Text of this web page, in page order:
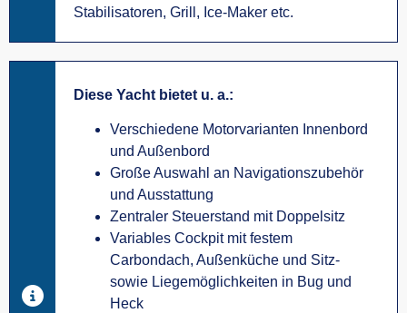
Stabilisatoren, Grill, Ice-Maker etc.
Diese Yacht bietet u. a.:
Verschiedene Motorvarianten Innenbord
und Außenbord
Große Auswahl an Navigationszubehör
und Ausstattung
Zentraler Steuerstand mit Doppelsitz
Variables Cockpit mit festem
Carbondach, Außenküche und Sitz-
sowie Liegemöglichkeiten in Bug und
Heck